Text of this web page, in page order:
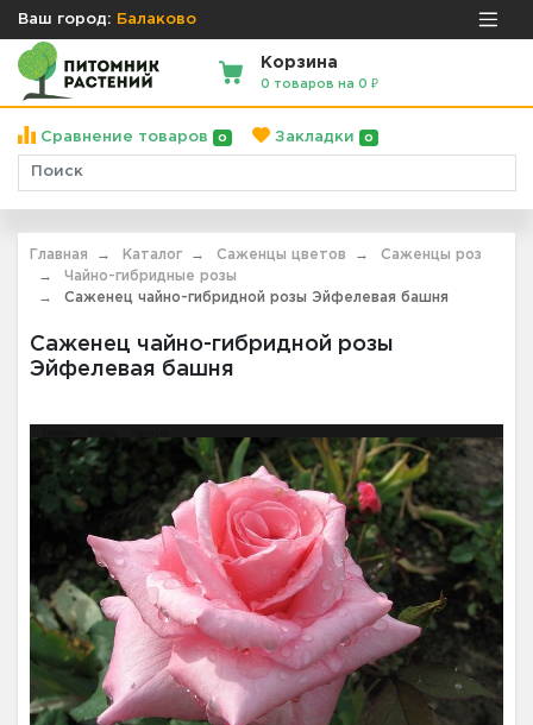
Ваш город: Балаково
Корзина
0 товаров на 0 ₽
Сравнение товаров 0 Закладки 0
Главная Каталог Саженцы цветов
Саженцы роз
Чайно-гибридные розы
Саженец чайно-гибридной розы Эйфелевая башня
Саженец чайно-гибридной розы
Эйфелевая башня